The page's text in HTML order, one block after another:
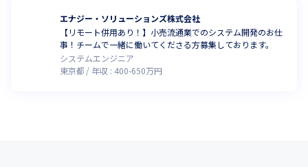
エナジー・ソリューションズ株式会社
【リモート併用あり！】小売流通業でのシステム開発のお仕
事！チームで一緒に働いてくださる方募集しております。
システムエンジニア
東京都
年収 : 400-650万円